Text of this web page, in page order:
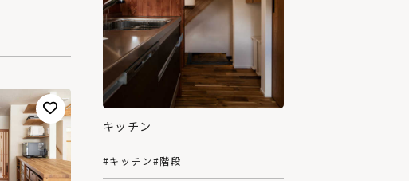
キッチン
#キッチン#階段